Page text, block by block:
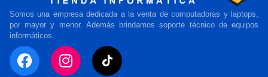
Somos una empresa dedicada a la venta de computadoras y laptops,
por mayor y menor. Además brindamos soporte técnico de equipos
informáticos.